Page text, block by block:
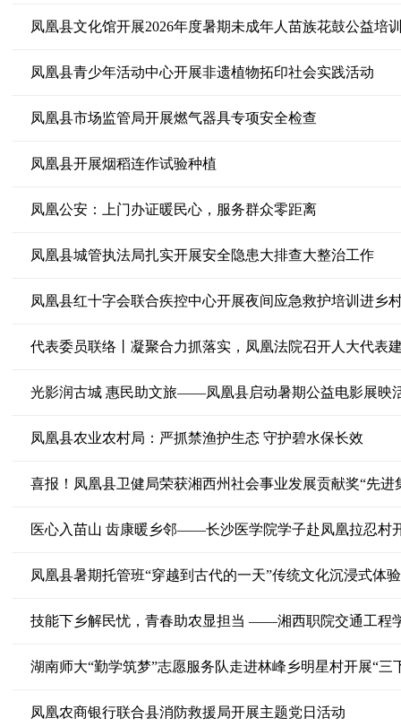
凤凰县文化馆开展2026年度暑期未成年人苗族花鼓公益培
凤凰县青少年活动中心开展非遗植物拓印社会实践活动
凤凰县市场监管局开展燃气器具专项安全检查
凤凰县开展烟稻连作试验种植
凤凰公安：上门办证暖民心，服务群众零距离
凤凰县城管执法局扎实开展安全隐患大排查大整治工作
凤凰县红十字会联合疾控中心开展夜间应急救护培训进乡
代表委员联络丨凝聚合力抓落实，凤凰法院召开人大代表
光影润古城 惠民助文旅——凤凰县启动暑期公益电影展映
凤凰县农业农村局：严抓禁渔护生态 守护碧水保长效
喜报！凤凰县卫健局荣获湘西州社会事业发展贡献奖“先进
医心入苗山 齿康暖乡邻——长沙医学院学子赴凤凰拉忍村
凤凰县暑期托管班“穿越到古代的一天”传统文化沉浸式体
技能下乡解民忧，青春助农显担当 ——湘西职院交通工程
湖南师大“勤学筑梦”志愿服务队走进林峰乡明星村开展“三
凤凰农商银行联合县消防救援局开展主题党日活动